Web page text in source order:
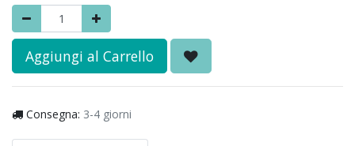
Aggiungi al Carrello
Consegna: 3-4 giorni